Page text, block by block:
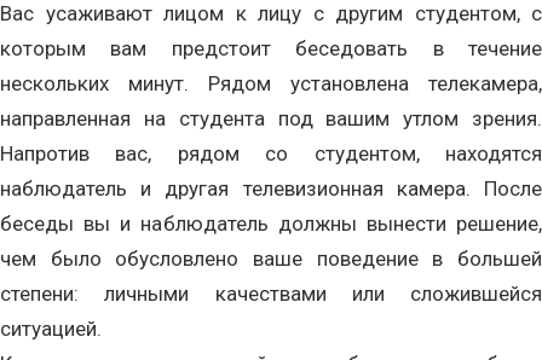
Вас усаживают лицом к лицу с другим студентом, с
которым вам предстоит беседовать в течение
нескольких минут. Рядом установлена телекамера,
направленная на студента под вашим утлом зрения.
Напротив вас, рядом со студентом, находятся
наблюдатель и другая телевизионная камера. После
беседы вы и наблюдатель должны вынести решение,
чем было обусловлено ваше поведение в большей
степени: личными качествами или сложившейся
ситуацией.